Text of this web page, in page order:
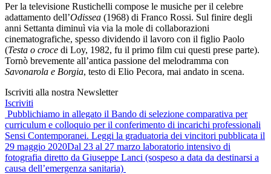
Per la televisione Rustichelli compose le musiche per il celebre
adattamento dell’Odissea (1968) di Franco Rossi. Sul finire degli
anni Settanta diminuì via via la mole di collaborazioni
cinematografiche, spesso dividendo il lavoro con il figlio Paolo
(Testa o croce di Loy, 1982, fu il primo film cui questi prese parte).
Tornò brevemente all’antica passione del melodramma con
Savonarola e Borgia, testo di Elio Pecora, mai andato in scena.
Iscriviti alla nostra Newsletter
Iscriviti
Navigazione
articoli
Pubblichiamo in allegato il Bando di selezione comparativa per
curriculum e colloquio per il conferimento di incarichi professionali
Sensi Contemporanei. Leggi la graduatoria dei vincitori pubblicata il
29 maggio 2020Dal 23 al 27 marzo laboratorio intensivo di
fotografia diretto da Giuseppe Lanci (sospeso a data da destinarsi a
causa dell’emergenza sanitaria)